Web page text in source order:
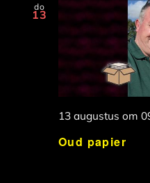
do
13
Oud papier
13 augustus om